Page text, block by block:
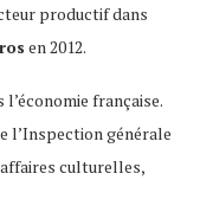
productif dans
en 2012.
française.
l’Inspection générale
culturelles,